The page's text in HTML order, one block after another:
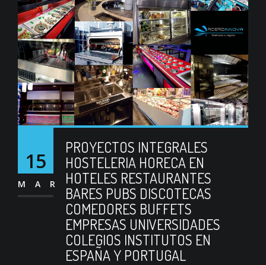
15
MAR
PROYECTOS INTEGRALES
HOSTELERIA HORECA EN
HOTELES RESTAURANTES
BARES PUBS DISCOTECAS
COMEDORES BUFFETS
EMPRESAS UNIVERSIDADES
COLEGIOS INSTITUTOS EN
ESPAÑA Y PORTUGAL